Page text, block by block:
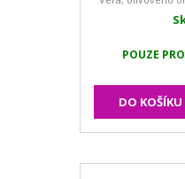
POUZE
DO KOŠÍKU